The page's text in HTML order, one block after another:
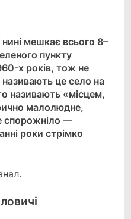
мешкає всього 8–
пункту
х років, тож не
це село на
називають «місцем,
малолюдне,
спорожніло —
роки стрімко